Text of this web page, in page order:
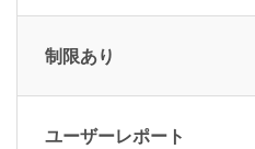
制限あり
ユーザーレポート